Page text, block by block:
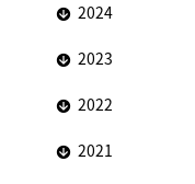
2024
2023
2022
2021